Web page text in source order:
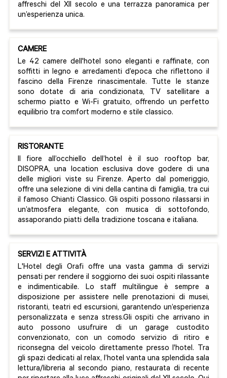
affreschi del XII secolo e una terrazza panoramica per
un’esperienza unica.
CAMERE
Le 42 camere dell'hotel sono eleganti e raffinate, con
soffitti in legno e arredamenti d’epoca che riflettono il
fascino della Firenze rinascimentale. Tutte le stanze
sono dotate di aria condizionata, TV satellitare a
schermo piatto e Wi-Fi gratuito, offrendo un perfetto
equilibrio tra comfort moderno e stile classico.
RISTORANTE
Il fiore all’occhiello dell’hotel è il suo rooftop bar,
DISOPRA, una location esclusiva dove godere di una
delle migliori viste su Firenze. Aperto dal pomeriggio,
offre una selezione di vini della cantina di famiglia, tra cui
il famoso Chianti Classico. Gli ospiti possono rilassarsi in
un’atmosfera elegante, con musica di sottofondo,
assaporando piatti della tradizione toscana e italiana.
SERVIZI E ATTIVITÀ
L'Hotel degli Orafi offre una vasta gamma di servizi
pensati per rendere il soggiorno dei suoi ospiti rilassante
e indimenticabile. Lo staff multilingue è sempre a
disposizione per assistere nelle prenotazioni di musei,
ristoranti, teatri ed escursioni, garantendo un’esperienza
personalizzata e senza stress.Gli ospiti che arrivano in
auto possono usufruire di un garage custodito
convenzionato, con un comodo servizio di ritiro e
riconsegna del veicolo direttamente presso l'hotel. Tra
gli spazi dedicati al relax, l’hotel vanta una splendida sala
lettura/libreria al secondo piano, restaurata di recente